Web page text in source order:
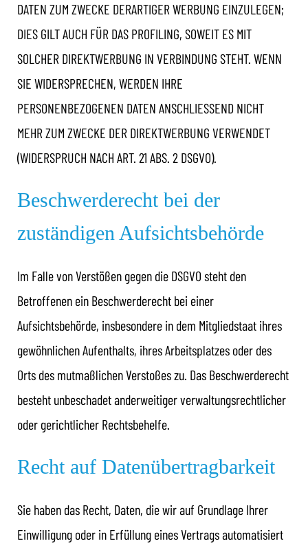
DATEN ZUM ZWECKE DERARTIGER WERBUNG EINZULEGEN;
DIES GILT AUCH FÜR DAS PROFILING, SOWEIT ES MIT
SOLCHER DIREKTWERBUNG IN VERBINDUNG STEHT. WENN
SIE WIDERSPRECHEN, WERDEN IHRE
PERSONENBEZOGENEN DATEN ANSCHLIESSEND NICHT
MEHR ZUM ZWECKE DER DIREKTWERBUNG VERWENDET
(WIDERSPRUCH NACH ART. 21 ABS. 2 DSGVO).
Beschwerde­recht bei der
zuständigen Aufsichts­behörde
Im Falle von Verstößen gegen die DSGVO steht den
Betroffenen ein Beschwerderecht bei einer
Aufsichtsbehörde, insbesondere in dem Mitgliedstaat ihres
gewöhnlichen Aufenthalts, ihres Arbeitsplatzes oder des
Orts des mutmaßlichen Verstoßes zu. Das Beschwerderecht
besteht unbeschadet anderweitiger verwaltungsrechtlicher
oder gerichtlicher Rechtsbehelfe.
Recht auf Daten­übertrag­barkeit
Sie haben das Recht, Daten, die wir auf Grundlage Ihrer
Einwilligung oder in Erfüllung eines Vertrags automatisiert